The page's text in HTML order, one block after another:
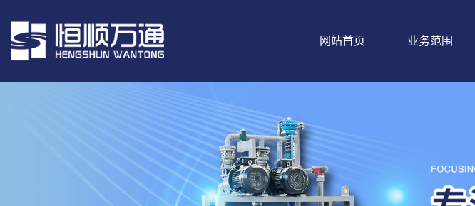
网站首页 业务范围